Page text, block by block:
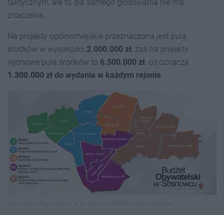
faktycznym, ale to dla samego głosowania nie ma
znaczenia.
Na projekty ogólnomiejskie przeznaczona jest pula
środków w wysokości 2.000.000 zł, zaś na projekty
rejonowe pula środków to 6.500.000 zł, co oznacza
1.300.000 zł do wydania w każdym rejonie.